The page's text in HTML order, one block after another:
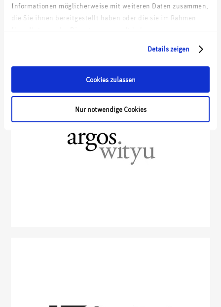
Informationen möglicherweise mit weiteren Daten zusammen,
die Sie ihnen bereitgestellt haben oder die sie im Rahmen
Ihrer Nutzung der Dienste gesammelt haben.
Details zeigen
Cookies zulassen
Nur notwendige Cookies